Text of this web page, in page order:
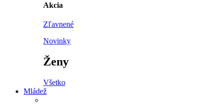
Akcia
Zľavnené
Novinky
Ženy
Všetko
Mládež